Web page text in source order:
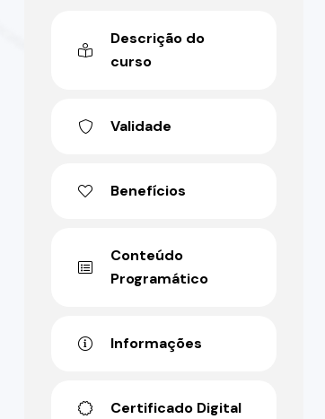
Descrição do
curso
Validade
Benefícios
Conteúdo
Programático
Informações
Certificado Digital